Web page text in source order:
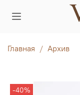
Главная Архив
-40%